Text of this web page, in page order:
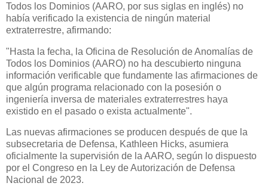
Todos los Dominios (AARO, por sus siglas en inglés) no
había verificado la existencia de ningún material
extraterrestre, afirmando:
"Hasta la fecha, la Oficina de Resolución de Anomalías de
Todos los Dominios (AARO) no ha descubierto ninguna
información verificable que fundamente las afirmaciones de
que algún programa relacionado con la posesión o
ingeniería inversa de materiales extraterrestres haya
existido en el pasado o exista actualmente".
Las nuevas afirmaciones se producen después de que la
subsecretaria de Defensa, Kathleen Hicks, asumiera
oficialmente la supervisión de la AARO, según lo dispuesto
por el Congreso en la Ley de Autorización de Defensa
Nacional de 2023.